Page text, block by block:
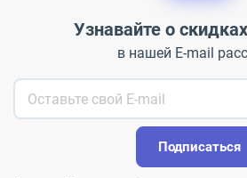
Узнавайте о
в нашей E-mail
Подписаться